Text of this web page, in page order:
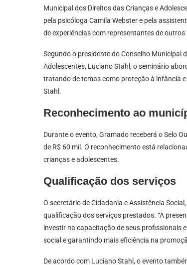
Municipal dos Direitos das Crianças e
pela psicóloga Camila Webster e pela
de experiências com representantes de
Segundo o presidente do Conselho Municipal
Adolescentes, Luciano Stahl, o seminário
tratando de temas como proteção à infância
Stahl.
Reconhecimento ao
Durante o evento, Gramado receberá o Selo
de R$ 60 mil. O reconhecimento está
crianças e adolescentes.
Qualificação dos serviços
O secretário de Cidadania e Assistência
qualificação dos serviços prestados. “A
investir na capacitação de seus profissionais
social e garantindo mais eficiência na
De acordo com Luciano Stahl, o evento